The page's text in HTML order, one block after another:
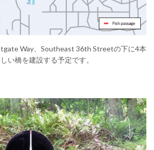
Way、Southeast 36th Streetの下に4本
い橋を建設する予定です。